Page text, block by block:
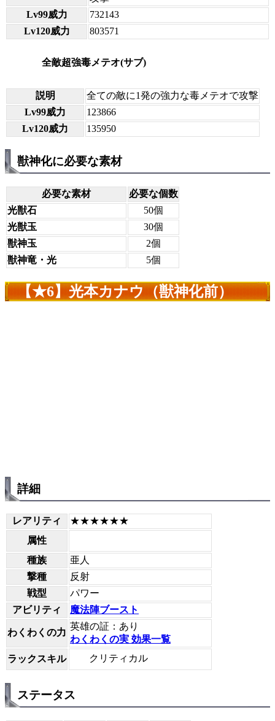
Lv99威力
732143
Lv120威力
803571
全敵超強毒メテオ(サブ)
説明
全ての敵に1発の強力な毒メテオで攻撃
Lv99威力
123866
Lv120威力
135950
獣神化に必要な素材
必要な素材
必要な個数
光獣石
50個
光獣玉
30個
獣神玉
2個
獣神竜・光
5個
【★6】光本カナウ（獣神化前）
詳細
レアリティ
★★★★★★
属性
種族
亜人
撃種
反射
戦型
パワー
アビリティ
魔法陣ブースト
わくわくの力
英雄の証：あり
わくわくの実 効果一覧
ラックスキル
クリティカル
ステータス